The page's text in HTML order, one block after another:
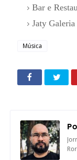
Bar e
Jaty Galeria
Música